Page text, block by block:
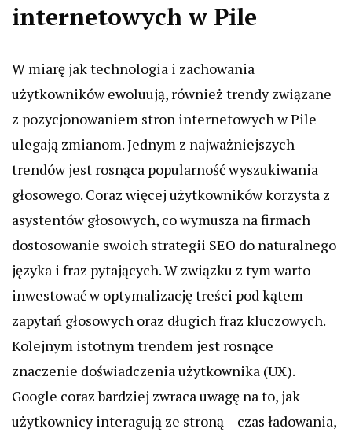
internetowych w Pile
W miarę jak technologia i zachowania
użytkowników ewoluują, również trendy związane
z pozycjonowaniem stron internetowych w Pile
ulegają zmianom. Jednym z najważniejszych
trendów jest rosnąca popularność wyszukiwania
głosowego. Coraz więcej użytkowników korzysta z
asystentów głosowych, co wymusza na firmach
dostosowanie swoich strategii SEO do naturalnego
języka i fraz pytających. W związku z tym warto
inwestować w optymalizację treści pod kątem
zapytań głosowych oraz długich fraz kluczowych.
Kolejnym istotnym trendem jest rosnące
znaczenie doświadczenia użytkownika (UX).
Google coraz bardziej zwraca uwagę na to, jak
użytkownicy interagują ze stroną – czas ładowania,